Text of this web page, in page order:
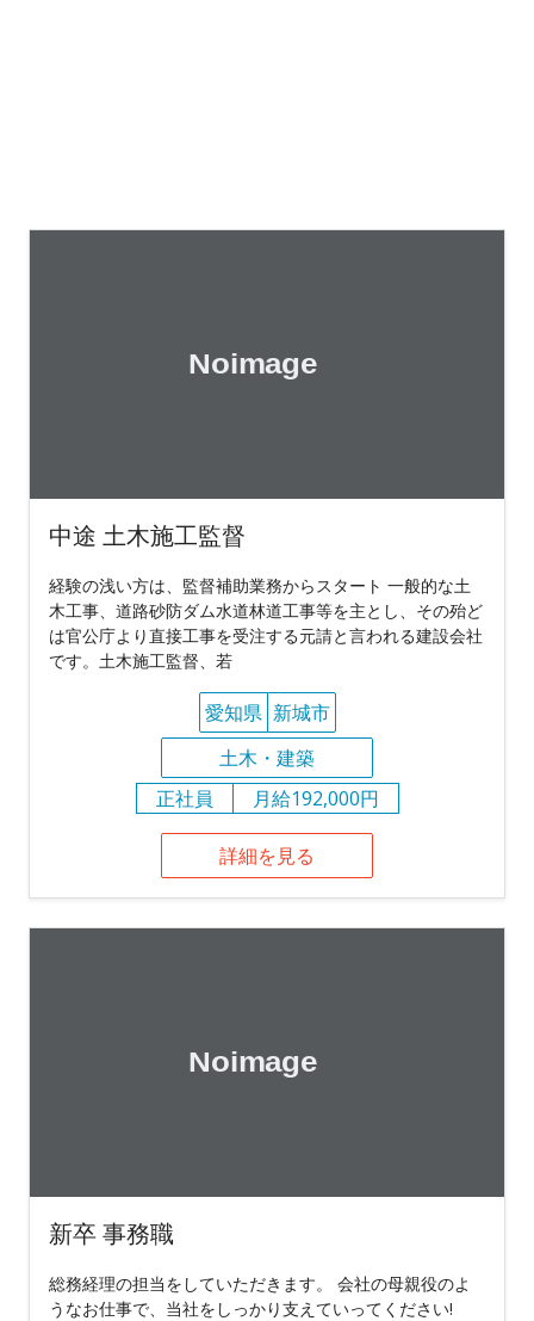
中途 土木施工監督
経験の浅い方は、監督補助業務からスタート 一般的な土
木工事、道路砂防ダム水道林道工事等を主とし、その殆ど
は官公庁より直接工事を受注する元請と言われる建設会社
です。土木施工監督、若
愛知県 新城市
土木・建築
正社員
月給192,000円
詳細を見る
新卒 事務職
総務経理の担当をしていただきます。 会社の母親役のよ
うなお仕事で、当社をしっかり支えていってください!